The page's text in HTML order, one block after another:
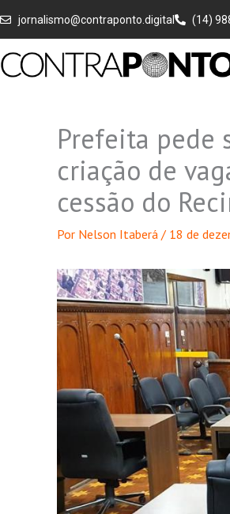
para
conteúdo
jornalismo@contraponto.digital (14)
Prefeita pede
criação de
cessão do
Por Nelson Itaberá / 18 de